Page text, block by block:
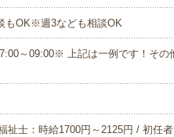
もOK※週3なども相談OK
～09:00※ 上記は一例です！その
祉士：時給1700円～2125円 / 初任